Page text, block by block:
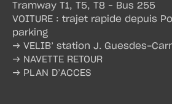
Tramway T1, T5, T8 – Bus 255
VOITURE : trajet rapide depuis
parking
→ VELIB’ station J. Guesdes-
→ NAVETTE RETOUR
→ PLAN D’ACCES